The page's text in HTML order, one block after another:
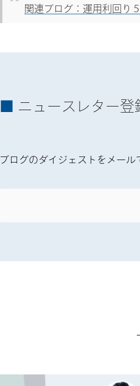
関連ブログ：運用利回り
ニュースレター登
ブログのダイジェストをメール
-